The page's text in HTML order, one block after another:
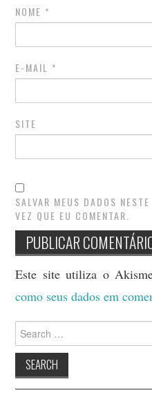
NOME *
E-MAIL *
SITE
SALVAR MEUS DADOS
VEZ QUE EU COMENTAR.
Este site utiliza o
como seus dados em
for: